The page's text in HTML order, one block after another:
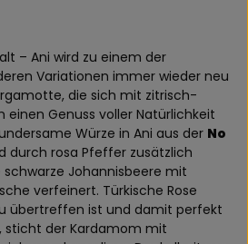
– Ani wird zu einem der
Variationen immer wieder neu
die sich mit zitrisch-
Genuss voller Natürlichkeit
Würze in Ani aus der No
durch rosa Pfeffer zusätzlich
Johannisbeere mit
verfeinert. Türkische Rose
übertreffen ist und damit perfekt
sticht der Kardamom mit